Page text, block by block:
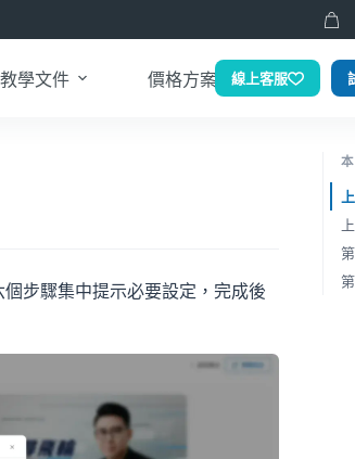
教學文件 價格方案 熱門
線上客服
步驟集中提示必要設定，完成後